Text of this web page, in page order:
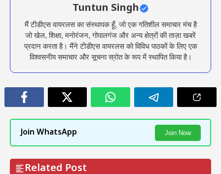
Tuntun Singh
मैं टीडीएस वायरलस का संस्थापक हूँ, जो एक गतिशील समाचार मंच है
जो खेल, शिक्षा, मनोरंजन, गोपालगंज और अन्य क्षेत्रों की ताज़ा खबरें
प्रदान करता है। मैंने टीडीएस वायरलस को विविध पाठकों के लिए एक
विश्वसनीय समाचार और सूचना स्रोत के रूप में स्थापित किया है।
Join WhatsApp Join Now
Related Post